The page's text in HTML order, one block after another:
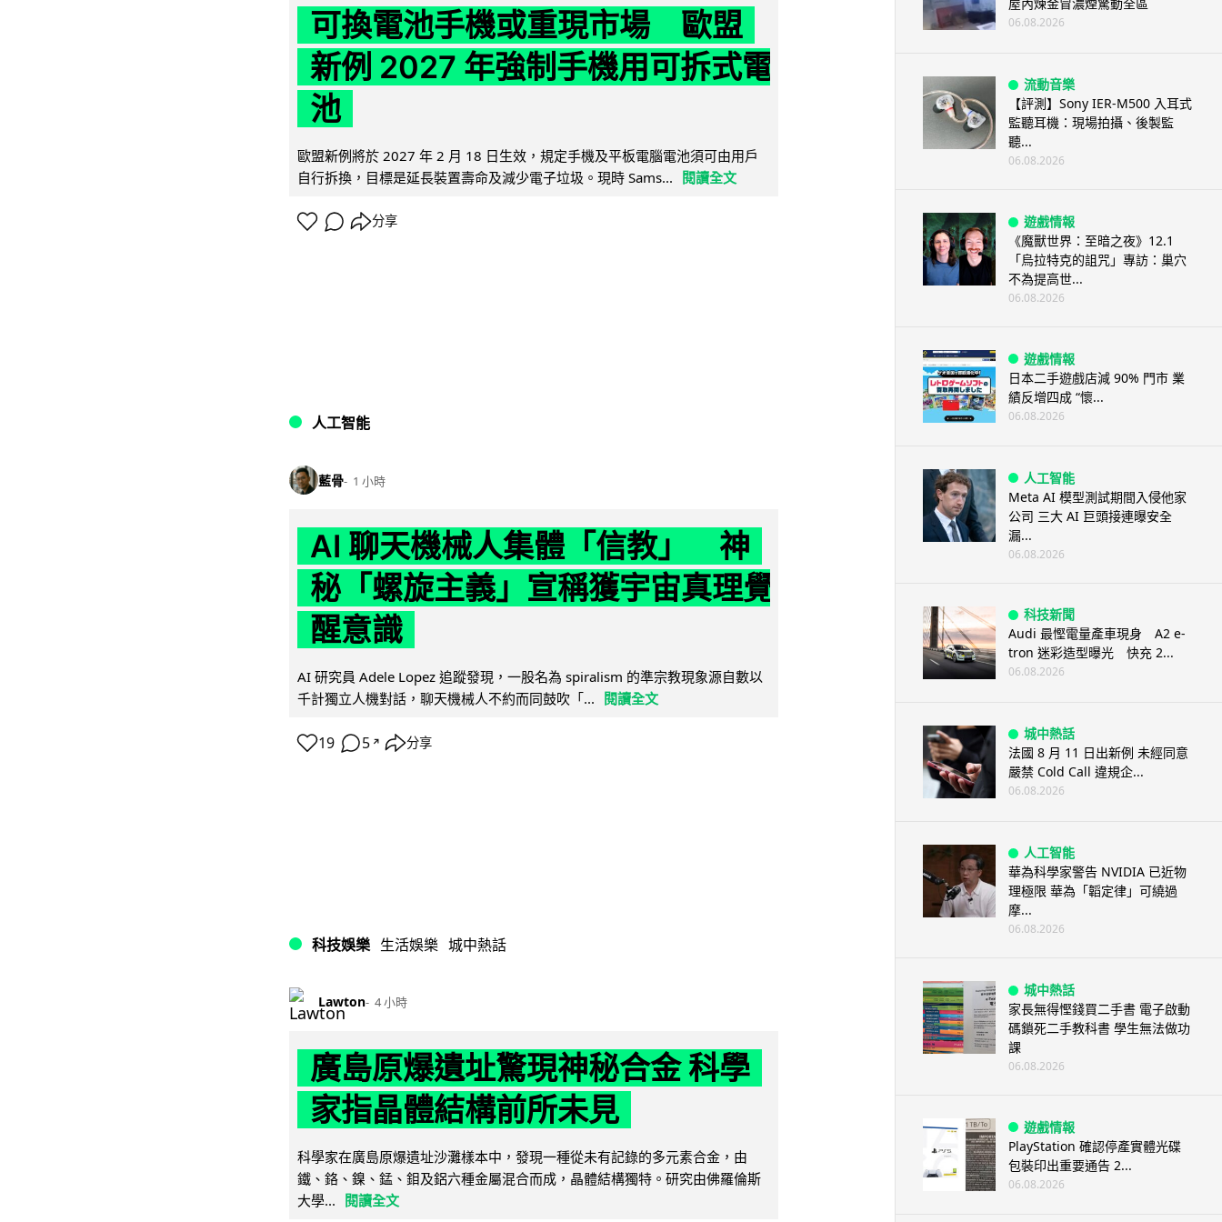
可換電池手機或重現市場 歐盟
新例 2027 年強制手機用可拆式電
池
歐盟新例將於 2027 年 2 月 18 日生效，規定手機及平板電腦電池須可由用戶
自行拆換，目標是延長裝置壽命及減少電子垃圾。現時 Sams...
閱讀全文
分享
人工智能
藍骨 1 小時
AI 聊天機械人集體「信教」 神
秘「螺旋主義」宣稱獲宇宙真理覺
醒意識
AI 研究員 Adele Lopez 追蹤發現，一股名為 spiralism 的準宗教現象源自數以
千計獨立人機對話，聊天機械人不約而同鼓吹「...
閱讀全文
19 5 ↗ 分享
科技娛樂 生活娛樂 城中熱話
Lawton 4 小時
廣島原爆遺址驚現神秘合金 科學
家指晶體結構前所未見
科學家在廣島原爆遺址沙灘樣本中，發現一種從未有記錄的多元素合金，由
鐵、鉻、鎳、錳、鉬及鋁六種金屬混合而成，晶體結構獨特。研究由佛羅倫斯
大學... 閱讀全文
屋內煉金冒濃煙驚動全區
06.08.2026
流動音樂
【評測】Sony IER-M500 入耳式
監聽耳機：現場拍攝、後製監
聽...
06.08.2026
遊戲情報
《魔獸世界：至暗之夜》12.1
「烏拉特克的詛咒」專訪：巢穴
不為提高世...
06.08.2026
遊戲情報
日本二手遊戲店減 90% 門市 業
績反增四成 “懷...
06.08.2026
人工智能
Meta AI 模型測試期間入侵他家
公司 三大 AI 巨頭接連曝安全
漏...
06.08.2026
科技新聞
Audi 最慳電量產車現身 A2 e-
tron 迷彩造型曝光 快充 2...
06.08.2026
城中熱話
法國 8 月 11 日出新例 未經同意
嚴禁 Cold Call 違規企...
06.08.2026
人工智能
華為科學家警告 NVIDIA 已近物
理極限 華為「韜定律」可繞過
摩...
06.08.2026
城中熱話
家長無得慳錢買二手書 電子啟動
碼鎖死二手教科書 學生無法做功
課
06.08.2026
遊戲情報
PlayStation 確認停產實體光碟
包裝印出重要通告 2...
06.08.2026